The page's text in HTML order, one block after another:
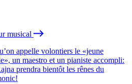
musical
appelle volontiers le «jeune
un maestro et un pianiste accompli:
prendra bientôt les rênes du